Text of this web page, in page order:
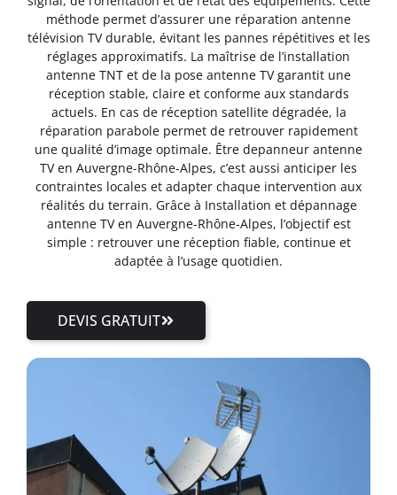
méthode permet d’assurer une réparation antenne
télévision TV durable, évitant les pannes répétitives et les
réglages approximatifs. La maîtrise de l’installation
antenne TNT et de la pose antenne TV garantit une
réception stable, claire et conforme aux standards
actuels. En cas de réception satellite dégradée, la
réparation parabole permet de retrouver rapidement
une qualité d’image optimale. Être depanneur antenne
TV en Auvergne-Rhône-Alpes, c’est aussi anticiper les
contraintes locales et adapter chaque intervention aux
réalités du terrain. Grâce à Installation et dépannage
antenne TV en Auvergne-Rhône-Alpes, l’objectif est
simple : retrouver une réception fiable, continue et
adaptée à l’usage quotidien.
DEVIS GRATUIT